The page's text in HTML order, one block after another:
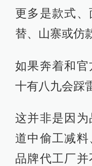
更多是款式
替、山寨或仿
如果奔着和
十有八九会踩
这并非是因
道中偷工减
品牌代工厂